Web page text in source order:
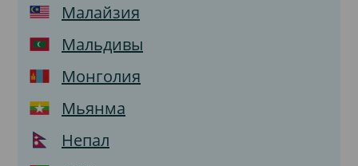
Малайзия
Мальдивы
Монголия
Мьянма
Непал